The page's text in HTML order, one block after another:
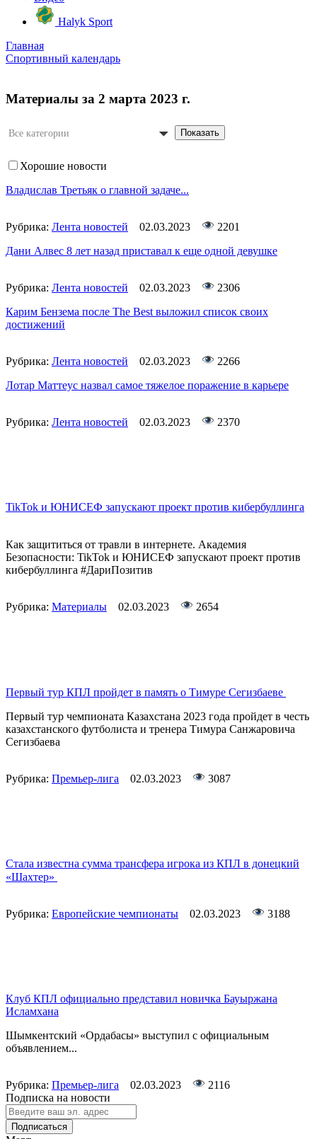
Halyk Sport
Главная
Спортивный календарь
Материалы за 2 марта 2023 г.
Все категории Показать
Хорошие новости
Владислав Третьяк о главной задаче...
Рубрика: Лента новостей 02.03.2023
2201
Дани Алвес 8 лет назад приставал к еще одной девушке
Рубрика: Лента новостей 02.03.2023
2306
Карим Бензема после The Best выложил список своих
достижений
Рубрика: Лента новостей 02.03.2023
2266
Лотар Маттеус назвал самое тяжелое поражение в карьере
Рубрика: Лента новостей 02.03.2023 2370
TikTok и ЮНИСЕФ запускают проект против кибербуллинга
Как защититься от травли в интернете. Академия
Безопасности: TikTok и ЮНИСЕФ запускают проект против
кибербуллинга #ДариПозитив
Рубрика: Материалы 02.03.2023 2654
Первый тур КПЛ пройдет в память о Тимуре Сегизбаеве
Первый тур чемпионата Казахстана 2023 года пройдет в честь
казахстанского футболиста и тренера Тимура Санжаровича
Сегизбаева
Рубрика: Премьер-лига 02.03.2023 3087
Стала известна сумма трансфера игрока из КПЛ в донецкий
«Шахтер»
Рубрика: Европейские чемпионаты 02.03.2023 3188
Клуб КПЛ официально представил новичка Бауыржана
Исламхана
Шымкентский «Ордабасы» выступил с официальным
объявлением...
Рубрика: Премьер-лига 02.03.2023
2116
Подписка на новости
Подписаться